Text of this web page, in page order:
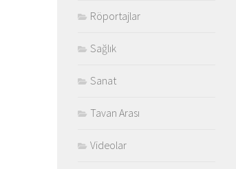
Röportajlar
Sağlık
Sanat
Tavan Arası
Videolar